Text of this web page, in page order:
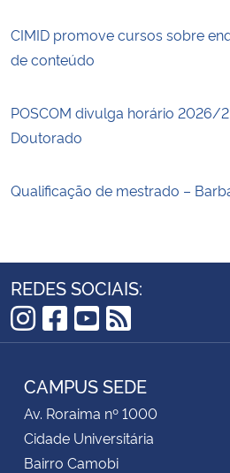
CIMID promove cursos sobre
de conteúdo
POSCOM divulga horário 2026/
Doutorado
Qualificação de mestrado –
REDES SOCIAIS:
Instagram
Facebook
YouTube
RSS
CAMPUS SEDE
Av. Roraima nº 1000
Cidade Universitária
Bairro Camobi